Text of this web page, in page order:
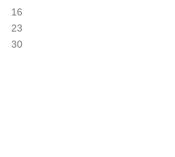
16
23
30